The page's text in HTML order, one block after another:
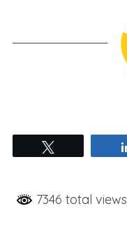
7346 total views